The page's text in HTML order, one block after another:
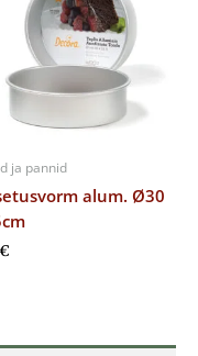
ja pannid
alum. Ø30
€